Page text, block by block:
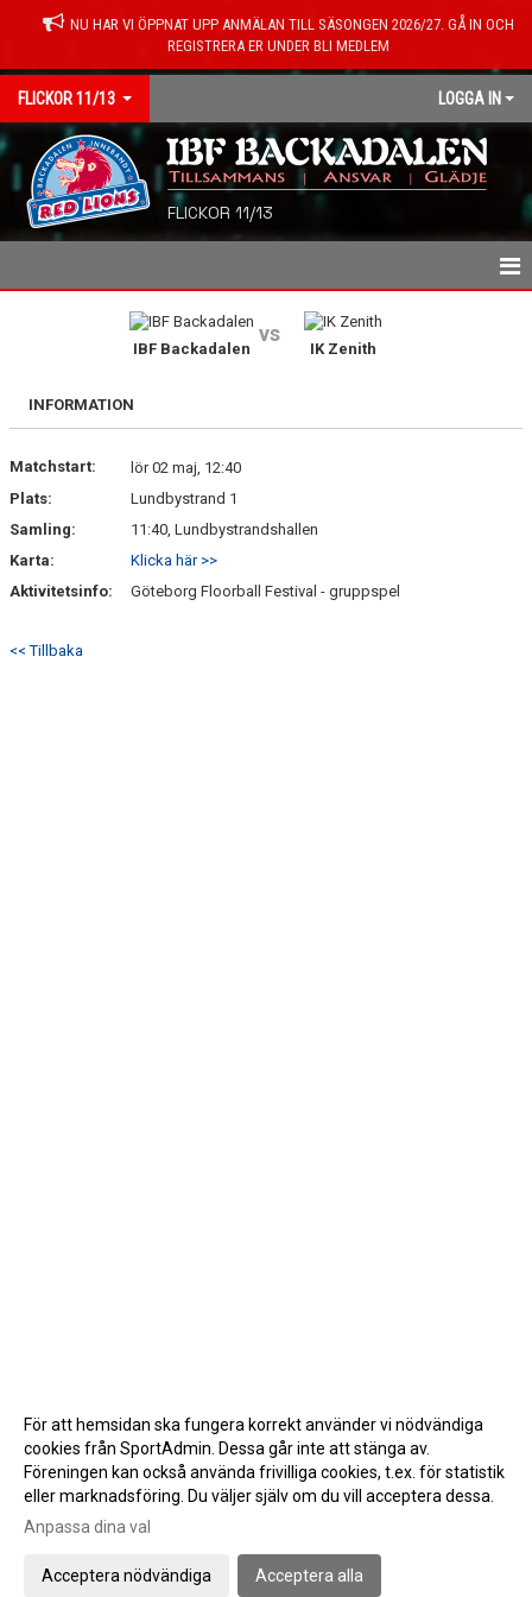
NU HAR VI ÖPPNAT UPP ANMÄLAN TILL SÄSONGEN 2026/27. GÅ IN OCH
REGISTRERA ER UNDER BLI MEDLEM
FLICKOR 11/13 LOGGA IN
FLICKOR 11/13
SPELARE/LEDARE
KALENDER
BRA ATT VETA
IBF Backadalen
vs
IK Zenith
INFORMATION
Matchstart:
lör 02 maj, 12:40
Plats:
Lundbystrand 1
Samling:
11:40, Lundbystrandshallen
Karta:
Klicka här >>
Aktivitetsinfo:
Göteborg Floorball Festival - gruppspel
<< Tillbaka
Gå till Webbversion
För att hemsidan ska fungera korrekt använder vi nödvändiga
cookies från SportAdmin. Dessa går inte att stänga av.
Föreningen kan också använda frivilliga cookies, t.ex. för statistik
eller marknadsföring. Du väljer själv om du vill acceptera dessa.
Anpassa dina val
Acceptera nödvändiga Acceptera alla